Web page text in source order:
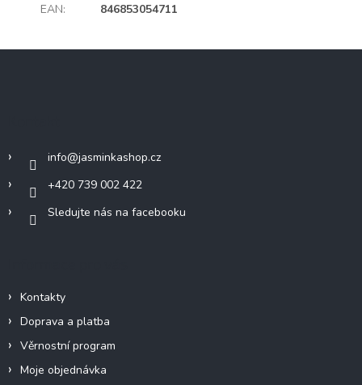
EAN: 846853054711
info@jasminkashop.cz
+420 739 002 422
Sledujte nás na facebooku
Kontakty
Doprava a platba
Věrnostní program
Moje objednávka